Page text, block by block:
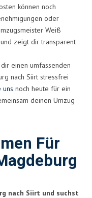
können noch
oder
Weiß
zeigt dir transparent
einen umfassenden
nach Siirt stressfrei
uns noch heute für ein
deinen Umzug
Für
nach Siirt und suchst